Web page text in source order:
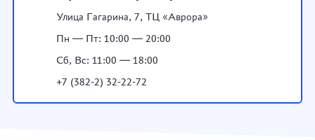
Улица Гагарина, 7, ТЦ «Аврора»
Пн — Пт: 10:00 — 20:00
Сб, Вс: 11:00 — 18:00
+7 (382-2) 32-22-72